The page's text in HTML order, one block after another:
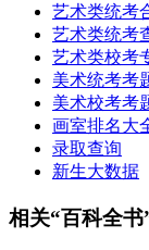
艺术类统考
艺术类统考
艺术类校考
美术统考考
美术校考考
画室排名大
录取查询
新生大数据
相关“百科全书